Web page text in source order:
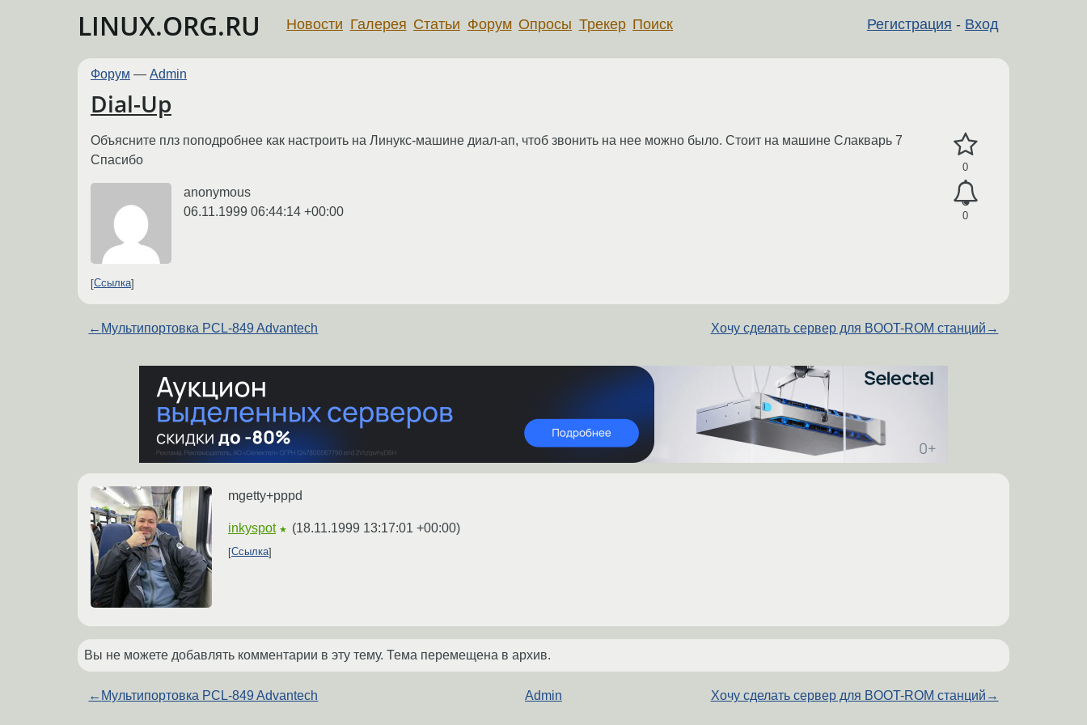
LINUX.ORG.RU Регистрация - Вход
Новости Галерея Статьи Форум Опросы Трекер Поиск
Форум — Admin
Dial-Up
0
0
Объясните плз поподробнее как настроить на Линукс-машине диал-ап, чтоб звонить на нее можно было. Стоит на машине Слакварь 7
Спасибо
anonymous
06.11.1999 06:44:14 +00:00
Ссылка
← Мультипортовка PCL-849 Advantech Хочу сделать сервер для BOOT-ROM станций →
mgetty+pppd
inkyspot ★ (18.11.1999 13:17:01 +00:00)
Ссылка
Вы не можете добавлять комментарии в эту тему. Тема перемещена в архив.
← Мультипортовка PCL-849 Advantech Admin Хочу сделать сервер для BOOT-ROM станций →